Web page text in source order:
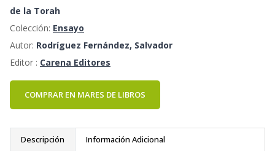
de la Torah
Colección: Ensayo
Autor: Rodríguez Fernández, Salvador
Editor : Carena Editores
COMPRAR EN MARES DE LIBROS
Descripción Información Adicional